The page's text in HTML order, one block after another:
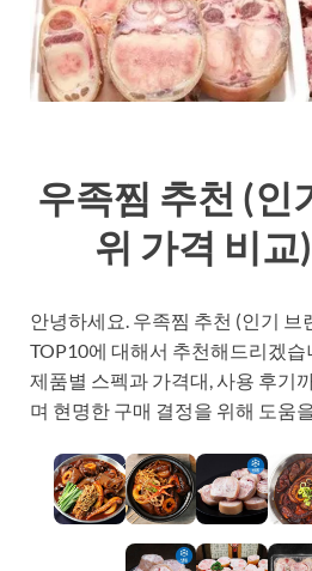
우족찜 추천 (인
위 가격 비
안녕하세요. 우족찜 추천 (인기 브
TOP10에 대해서 추천해드리겠습
제품별 스펙과 가격대, 사용 후기
며 현명한 구매 결정을 위해 도움